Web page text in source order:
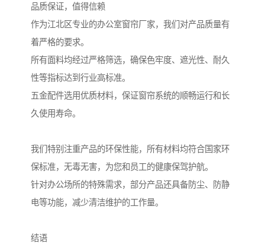
品质保证，值得信赖
作为江北区专业的办公室窗帘厂家，我们对产品质量有
着严格的要求。
所有面料均经过严格筛选，确保色牢度、遮光性、耐久
性等指标达到行业高标准。
五金配件选用优质材料，保证窗帘系统的顺畅运行和长
久使用寿命。
我们特别注重产品的环保性能，所有材料均符合国家环
保标准，无毒无害，为您和员工的健康保驾护航。
针对办公场所的特殊需求，部分产品还具备防尘、防静
电等功能，减少清洁维护的工作量。
结语